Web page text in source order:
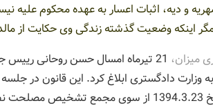
و دیه، اثبات اعسار به عهده محکوم علیه
اینکه وضعیت گذشته زندگی وی حکایت از
میزان،
21 تیرماه امسال حسن روحانی
مجلس شورای اسلامی تصویب و در تاریخ 1394.3.23 از